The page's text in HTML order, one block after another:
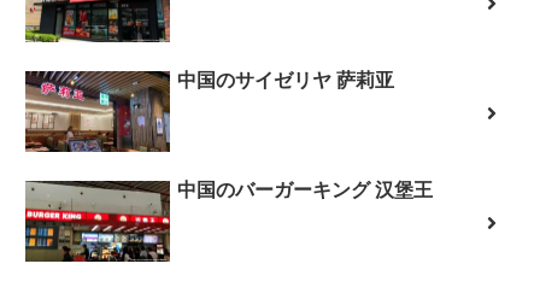
中国のサイゼリヤ 萨莉亚
中国のバーガーキング 汉堡王